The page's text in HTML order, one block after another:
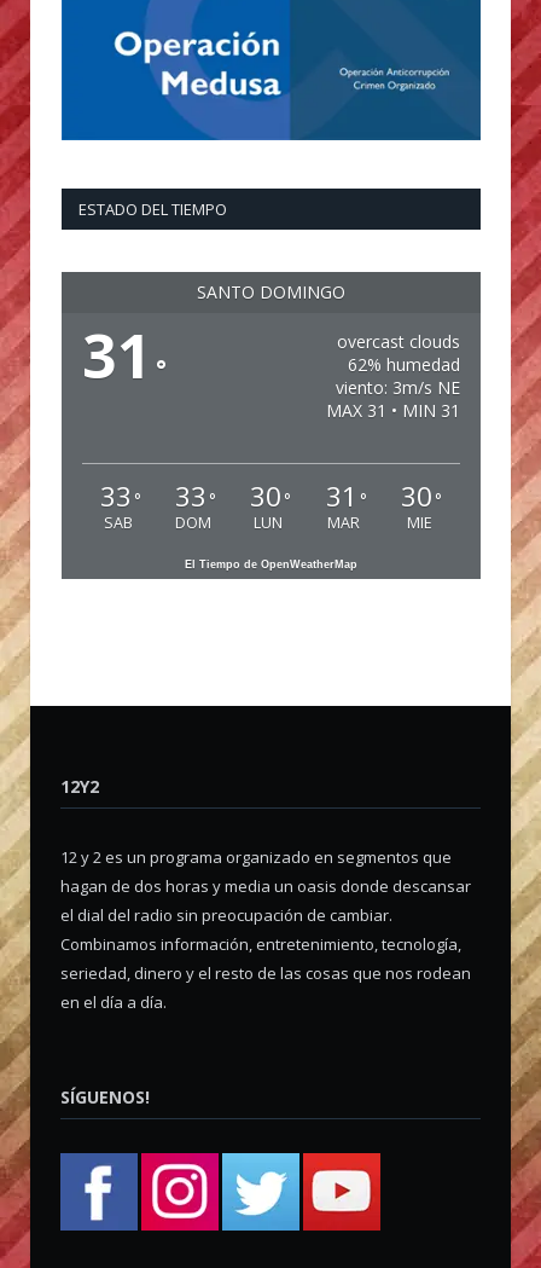
ESTADO DEL TIEMPO
SANTO DOMINGO
31 °
overcast clouds
62% humedad
viento: 3m/s NE
MAX 31 • MIN 31
33 °
SAB
33 °
DOM
30 °
LUN
31 °
MAR
30 °
MIE
El Tiempo de OpenWeatherMap
12Y2
12 y 2 es un programa organizado en segmentos que
hagan de dos horas y media un oasis donde descansar
el dial del radio sin preocupación de cambiar.
Combinamos información, entretenimiento, tecnología,
seriedad, dinero y el resto de las cosas que nos rodean
en el día a día.
SÍGUENOS!